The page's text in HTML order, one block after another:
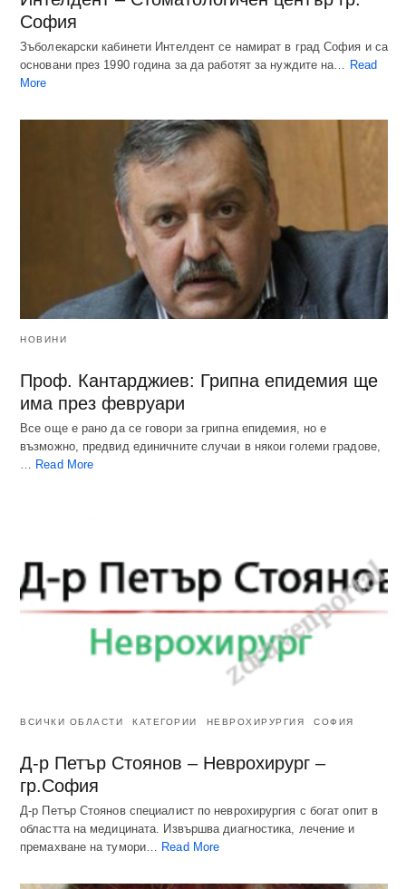
София
Зъболекарски кабинети Интелдент се намират в град София и са
основани през 1990 година за да работят за нуждите на… Read
More
НОВИНИ
Проф. Кантарджиев: Грипна епидемия ще
има през февруари
Все още е рано да се говори за грипна епидемия, но е
възможно, предвид единичните случаи в някои големи градове,
… Read More
ВСИЧКИ ОБЛАСТИ КАТЕГОРИИ НЕВРОХИРУРГИЯ СОФИЯ
Д-р Петър Стоянов – Неврохирург –
гр.София
Д-р Петър Стоянов специалист по неврохирургия с богат опит в
областта на медицината. Извършва диагностика, лечение и
премахване на тумори…
Read More